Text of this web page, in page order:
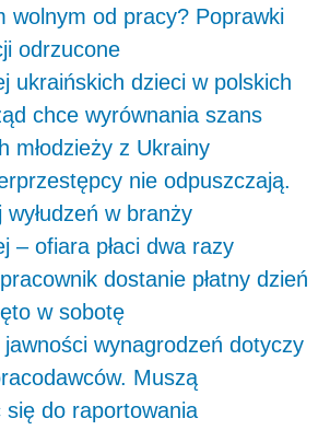
wolnym od pracy? Poprawki
odrzucone
ukraińskich dzieci w polskich
chce wyrównania szans
młodzieży z Ukrainy
nie odpuszczają.
w branży
– ofiara płaci dwa razy
dostanie płatny dzień
w sobotę
wynagrodzeń dotyczy
Muszą
się do raportowania